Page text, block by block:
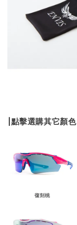
|點擊選購其它顏色